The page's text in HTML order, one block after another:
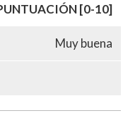
[0-10]
Muy buena